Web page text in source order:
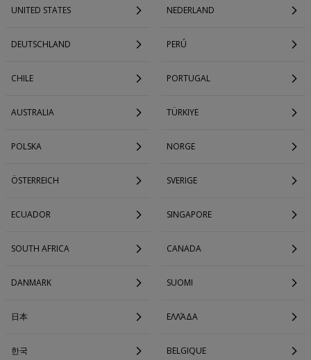
UNITED STATES NEDERLAND
DEUTSCHLAND PERÚ
CHILE PORTUGAL
AUSTRALIA TÜRKIYE
POLSKA NORGE
ÖSTERREICH SVERIGE
ECUADOR SINGAPORE
SOUTH AFRICA CANADA
DANMARK SUOMI
日本 ΕΛΛΆΔΑ
한국 BELGIQUE